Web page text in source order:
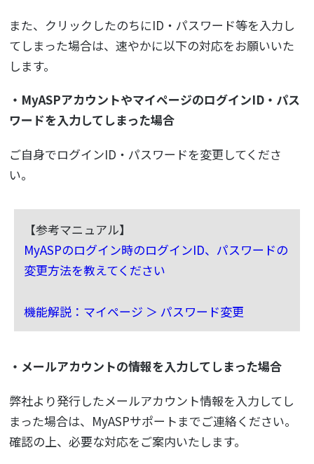
また、クリックしたのちにID・パスワード等を入力し
てしまった場合は、速やかに以下の対応をお願いいた
します。
・MyASPアカウントやマイページのログインID・パス
ワードを入力してしまった場合
ご自身でログインID・パスワードを変更してくださ
い。
【参考マニュアル】
MyASPのログイン時のログインID、パスワードの
変更方法を教えてください
機能解説：マイページ ＞ パスワード変更
・メールアカウントの情報を入力してしまった場合
弊社より発行したメールアカウント情報を入力してし
まった場合は、MyASPサポートまでご連絡ください。
確認の上、必要な対応をご案内いたします。